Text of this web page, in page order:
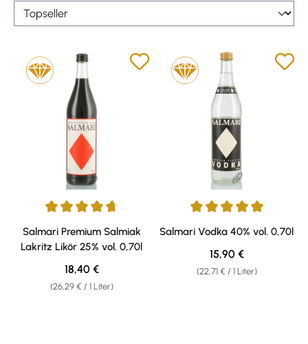
Durchschnittliche Bewertung von 4.71 von 5 Sternen
Salmari Premium Salmiak
Lakritz Likör 25% vol. 0,70l
(26,29 € / 1 Liter)
Regulärer Preis:
18,40 €
Durchschnittliche Bewertung
Salmari Vodka 40% vol. 0,70l
(22,71 € / 1 Liter)
Regulärer Preis:
15,90 €